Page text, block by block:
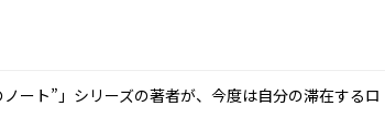
ート”」シリーズの著者が、今度は自分の滞在するロ